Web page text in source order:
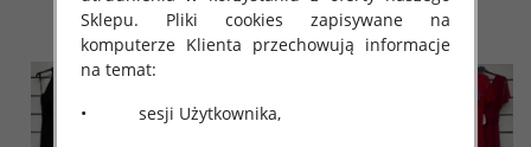
Sklepu. Pliki cookies zapisywane na
komputerze Klienta przechowują informacje
na temat:
• sesji Użytkownika,